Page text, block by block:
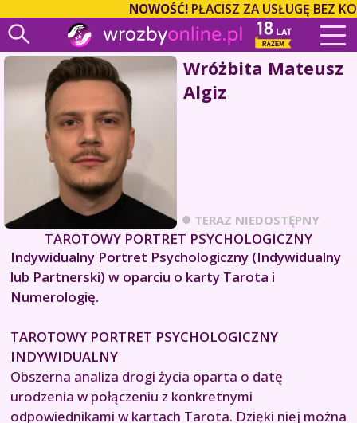
NOWOŚĆ!PŁACISZ ZA USŁUGĘ BEZ
Wróżbita Mateusz
Algiz
TERAZ NIEDOSTĘPNY
TAROTOWY PORTRET PSYCHOLOGICZNY
Indywidualny Portret Psychologiczny (Indywidualny
lub Partnerski) w oparciu o karty Tarota i
Numerologię.
TAROTOWY PORTRET PSYCHOLOGICZNY
INDYWIDUALNY
Obszerna analiza drogi życia oparta o datę
urodzenia w połączeniu z konkretnymi
odpowiednikami w kartach Tarota. Dzięki niej można